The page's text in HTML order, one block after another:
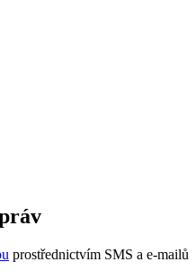
prostřednictvím SMS a e-mailů